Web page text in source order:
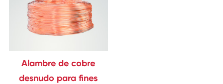
Alambre de cobre
desnudo para fines